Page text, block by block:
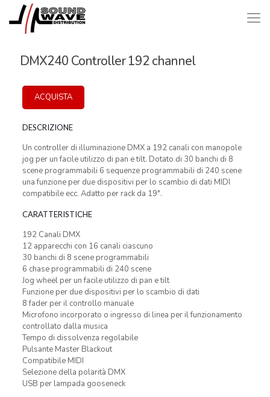
DMX240 Controller 192 channel
ACQUISTA
DESCRIZIONE
Un controller di illuminazione DMX a 192 canali con manopole
jog per un facile utilizzo di pan e tilt. Dotato di 30 banchi di 8
scene programmabili 6 sequenze programmabili di 240 scene
una funzione per due dispositivi per lo scambio di dati MIDI
compatibile ecc. Adatto per rack da 19″.
CARATTERISTICHE
192 Canali DMX
12 apparecchi con 16 canali ciascuno
30 banchi di 8 scene programmabili
6 chase programmabili di 240 scene
Jog wheel per un facile utilizzo di pan e tilt
Funzione per due dispositivi per lo scambio di dati
8 fader per il controllo manuale
Microfono incorporato o ingresso di linea per il funzionamento
controllato dalla musica
Tempo di dissolvenza regolabile
Pulsante Master Blackout
Compatibile MIDI
Selezione della polarità DMX
USB per lampada gooseneck